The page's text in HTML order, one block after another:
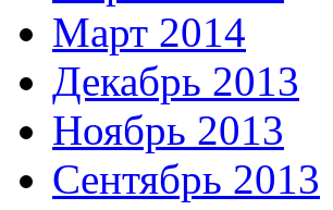
Март 2014
Декабрь 2013
Ноябрь 2013
Сентябрь 2013